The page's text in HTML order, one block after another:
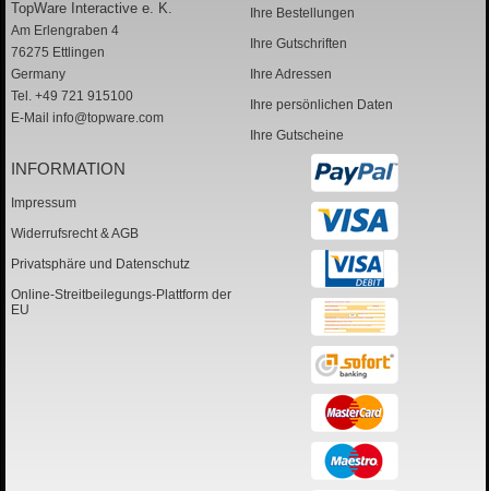
TopWare Interactive e. K.
Am Erlengraben 4
76275 Ettlingen
Germany
Tel. +49 721 915100
E-Mail info@topware.com
Ihre Bestellungen
Ihre Gutschriften
Ihre Adressen
Ihre persönlichen Daten
Ihre Gutscheine
INFORMATION
Impressum
Widerrufsrecht & AGB
Privatsphäre und Datenschutz
Online-Streitbeilegungs-Plattform der
EU